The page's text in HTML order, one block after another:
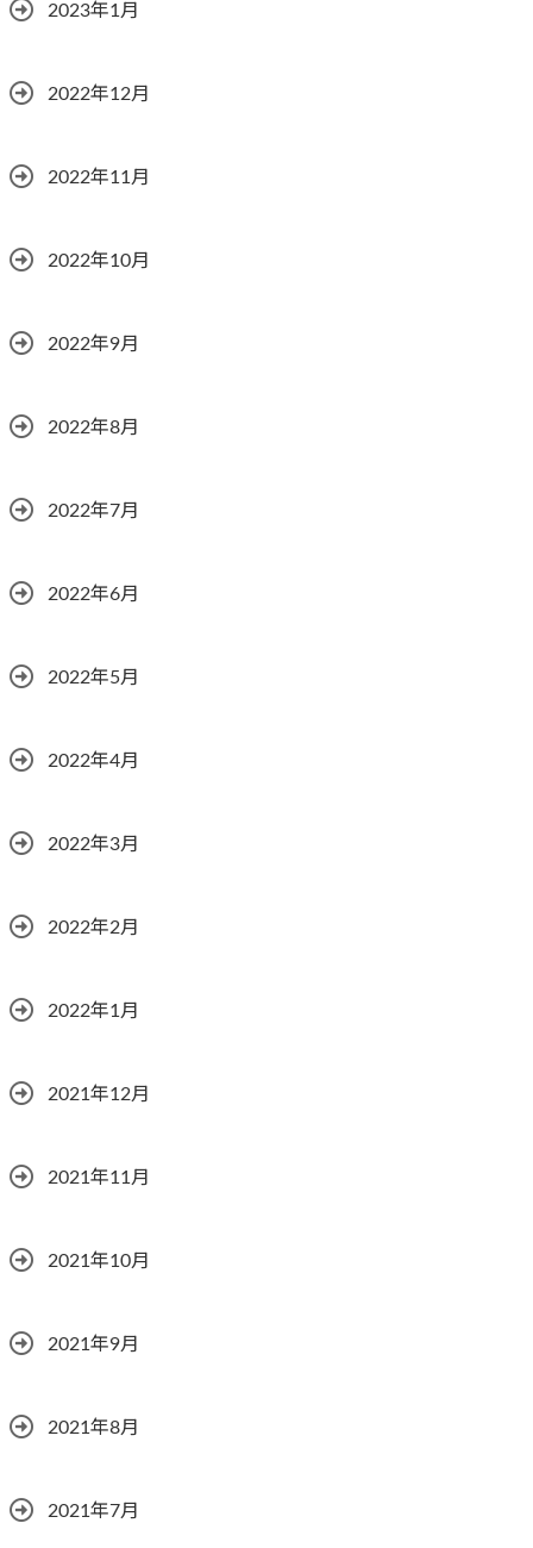
2023年1月
2022年12月
2022年11月
2022年10月
2022年9月
2022年8月
2022年7月
2022年6月
2022年5月
2022年4月
2022年3月
2022年2月
2022年1月
2021年12月
2021年11月
2021年10月
2021年9月
2021年8月
2021年7月